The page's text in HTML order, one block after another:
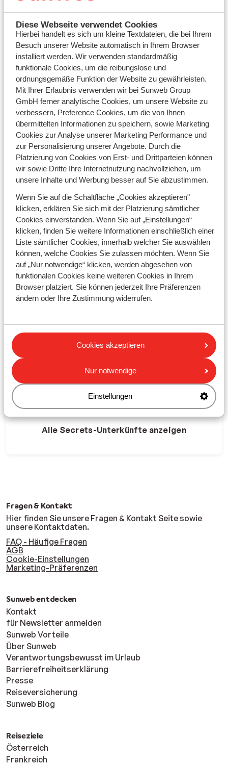
Diese Webseite verwendet Cookies
Hierbei handelt es sich um kleine Textdateien, die bei Ihrem
Besuch unserer Website automatisch in Ihrem Browser
installiert werden. Wir verwenden standardmäßig
funktionale Cookies, um die reibungslose und
ordnungsgemäße Funktion der Website zu gewährleisten.
Mit Ihrer Erlaubnis verwenden wir bei Sunweb Group
GmbH ferner analytische Cookies, um unsere Website zu
verbessern, Preference Cookies, um die von Ihnen
übermittelten Informationen zu speichern, sowie Marketing
Cookies zur Analyse unserer Marketing Performance und
zur Personalisierung unserer Angebote. Durch die
Platzierung von Cookies von Erst- und Drittparteien können
wir sowie Dritte Ihre Internetnutzung nachvollziehen, um
unsere Inhalte und Werbung besser auf Sie abzustimmen.
Wenn Sie auf die Schaltfläche „Cookies akzeptieren"
klicken, erklären Sie sich mit der Platzierung sämtlicher
Cookies einverstanden. Wenn Sie auf „Einstellungen“
klicken, finden Sie weitere Informationen einschließlich einer
Liste sämtlicher Cookies, innerhalb welcher Sie auswählen
können, welche Cookies Sie zulassen möchten. Wenn Sie
auf „Nur notwendige“ klicken, werden abgesehen von
funktionalen Cookies keine weiteren Cookies in Ihrem
Browser platziert. Sie können jederzeit Ihre Präferenzen
ändern oder Ihre Zustimmung widerrufen.
Cookies akzeptieren
Nur notwendige
Einstellungen
Nur 4-Sterne-Unerkünfte
Immer in Pistennähe
Top Preis-Leistungsverhältnis
Gratis WLAN
Mehr über unsere Selections erfahren
Alle Selections-Unterkünfte anzeigen
Secrets
Landestypischer Flair
Herzliche Gastgeber
Mehr über unsere Secrets erfahren
Alle Secrets-Unterkünfte anzeigen
Fragen & Kontakt
Hier finden Sie unsere Fragen & Kontakt Seite sowie
unsere Kontaktdaten.
FAQ - Häufige Fragen
AGB
Cookie-Einstellungen
Marketing-Präferenzen
Sunweb entdecken
Kontakt
für Newsletter anmelden
Sunweb Vorteile
Über Sunweb
Verantwortungsbewusst im Urlaub
Barrierefreiheitserklärung
Presse
Reiseversicherung
Sunweb Blog
Reiseziele
Österreich
Frankreich